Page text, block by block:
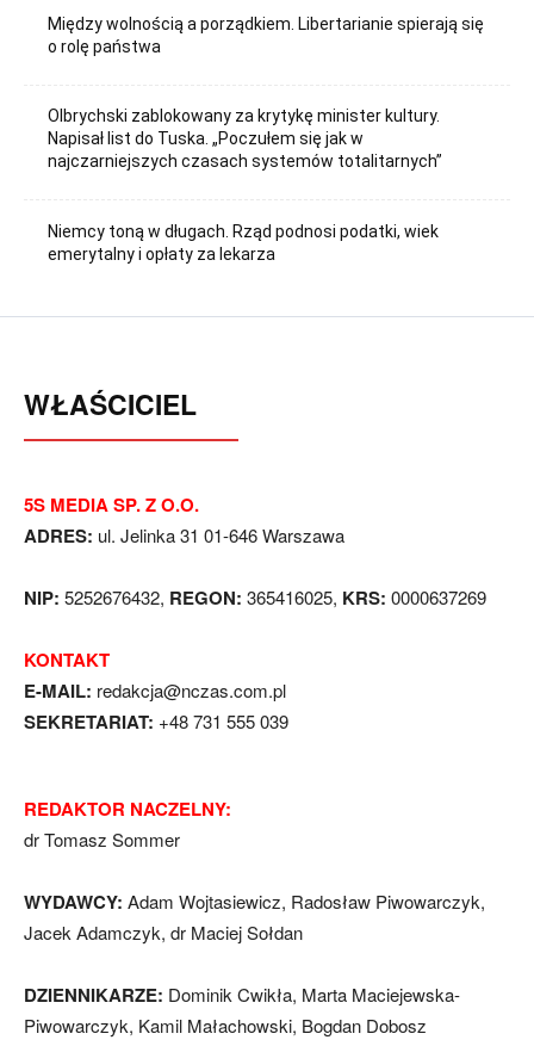
Między wolnością a porządkiem. Libertarianie spierają się
o rolę państwa
Olbrychski zablokowany za krytykę minister kultury.
Napisał list do Tuska. „Poczułem się jak w
najczarniejszych czasach systemów totalitarnych”
Niemcy toną w długach. Rząd podnosi podatki, wiek
emerytalny i opłaty za lekarza
WŁAŚCICIEL
5S MEDIA SP. Z O.O.
ADRES: ul. Jelinka 31 01-646 Warszawa
NIP: 5252676432, REGON: 365416025, KRS: 0000637269
KONTAKT
E-MAIL: redakcja@nczas.com.pl
SEKRETARIAT: +48 731 555 039
REDAKTOR NACZELNY:
dr Tomasz Sommer
WYDAWCY: Adam Wojtasiewicz, Radosław Piwowarczyk,
Jacek Adamczyk, dr Maciej Sołdan
DZIENNIKARZE: Dominik Cwikła, Marta Maciejewska-
Piwowarczyk, Kamil Małachowski, Bogdan Dobosz